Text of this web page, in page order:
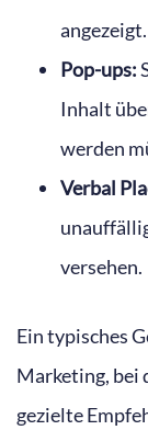
angezeigt.
Pop-ups:
Inhalt
werden
Verbal
versehen.
Ein typisches
Marketing, bei
gezielte